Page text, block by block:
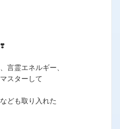
言霊エネルギー、
スターして
ども取り入れた